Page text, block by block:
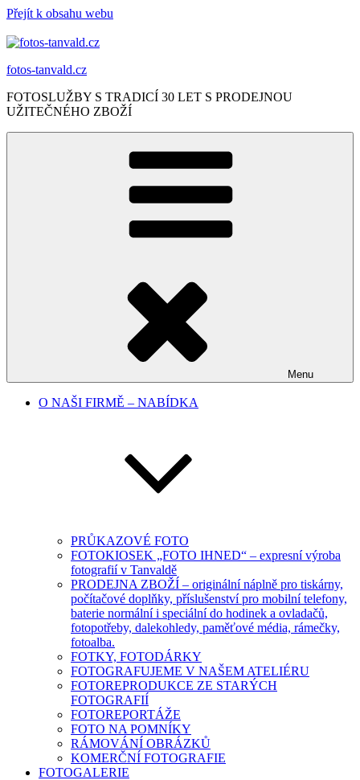
Přejít k obsahu webu
fotos-tanvald.cz
FOTOSLUŽBY S TRADICÍ 30 LET S PRODEJNOU
UŽITEČNÉHO ZBOŽÍ
Menu
O NAŠI FIRMĚ – NABÍDKA
PRŮKAZOVÉ FOTO
FOTOKIOSEK „FOTO IHNED“ – expresní výroba
fotografií v Tanvaldě
PRODEJNA ZBOŽÍ – originální náplně pro tiskárny,
počítačové doplňky, příslušenství pro mobilní telefony,
baterie normální i speciální do hodinek a ovladačů,
fotopotřeby, dalekohledy, paměťové média, rámečky,
fotoalba.
FOTKY, FOTODÁRKY
FOTOGRAFUJEME V NAŠEM ATELIÉRU
FOTOREPRODUKCE ZE STARÝCH
FOTOGRAFIÍ
FOTOREPORTÁŽE
FOTO NA POMNÍKY
RÁMOVÁNÍ OBRÁZKŮ
KOMERČNÍ FOTOGRAFIE
FOTOGALERIE